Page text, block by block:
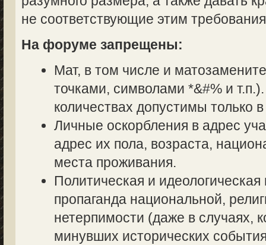
не соответствующие этим
На форуме запрещены:
Мат, в том числе и
точками, символами *&#% и
количествах допустимы только
Личные оскорбления в адрес
адрес их пола, возраста,
места проживания.
Политическая и
пропаганда национальной,
нетерпимости (даже в случаях,
минувших исторических